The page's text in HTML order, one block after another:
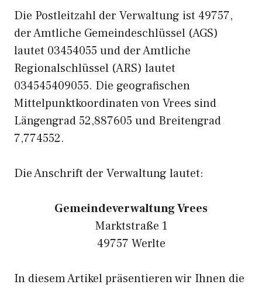
Die Postleitzahl der Verwaltung ist 49757,
der Amtliche Gemeindeschlüssel (AGS)
lautet 03454055 und der Amtliche
Regionalschlüssel (ARS) lautet
034545409055. Die geografischen
Mittelpunktkoordinaten von Vrees sind
Längengrad 52,887605 und Breitengrad
7,774552.
Die Anschrift der Verwaltung lautet:
Gemeindeverwaltung Vrees
Marktstraße 1
49757 Werlte
In diesem Artikel präsentieren wir Ihnen die